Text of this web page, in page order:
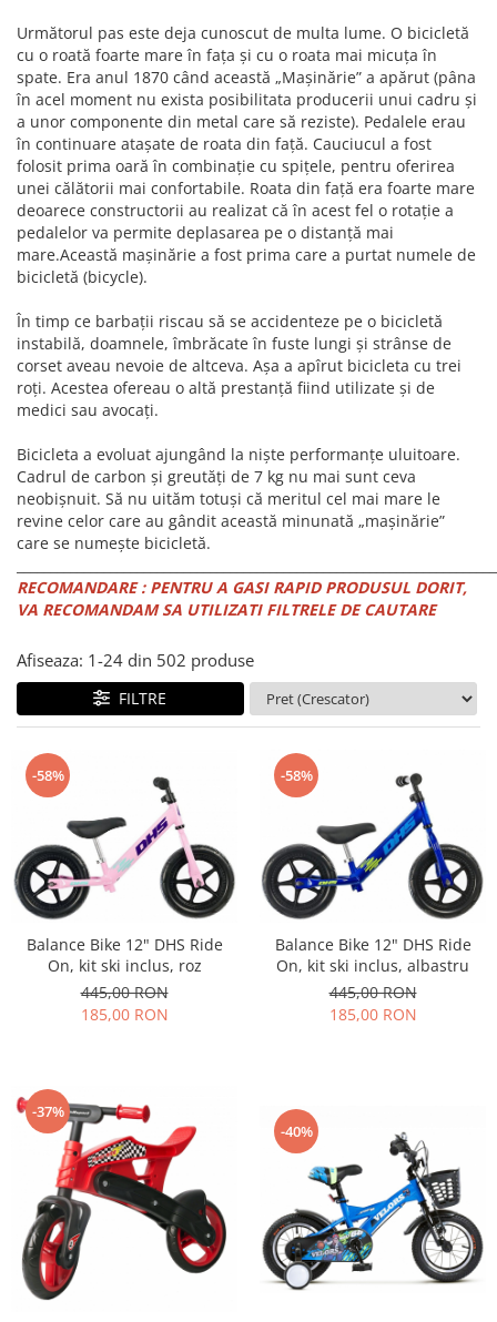
PIESE E-BIKE
ROTI SI PIESE
RULMENTI
SEI SI COMPONENTE
TRANSMISIE
PEDALIERE
ARMURI
PROTECTII COATE
PROTECTII GENUNCHI
ALTE PROTECTII
PANTALONI PROTECTIE
RECUPERARE SI INGRIJIRE
SEPCI /CACIULI / BANDANE
BANDANE
CACIULI
MASTI/CAGULE
SEPCI
Următorul pas este deja cunoscut de multa lume. O bicicletă
cu o roată foarte mare în faţa şi cu o roata mai micuţa în
spate. Era anul 1870 când această „Maşinărie” a apărut (pâna
în acel moment nu exista posibilitata producerii unui cadru şi
a unor componente din metal care să reziste). Pedalele erau
în continuare ataşate de roata din faţă. Cauciucul a fost
folosit prima oară în combinaţie cu spiţele, pentru oferirea
unei călătorii mai confortabile. Roata din faţă era foarte mare
deoarece constructorii au realizat că în acest fel o rotaţie a
pedalelor va permite deplasarea pe o distanţă mai
mare.Această maşinărie a fost prima care a purtat numele de
bicicletă (bicycle).
În timp ce barbaţii riscau să se accidenteze pe o bicicletă
instabilă, doamnele, îmbrăcate în fuste lungi şi strânse de
corset aveau nevoie de altceva. Aşa a apîrut bicicleta cu trei
roţi. Acestea ofereau o altă prestanţă fiind utilizate şi de
medici sau avocaţi.
Bicicleta a evoluat ajungând la nişte performanţe uluitoare.
Cadrul de carbon şi greutăţi de 7 kg nu mai sunt ceva
neobişnuit. Să nu uităm totuşi că meritul cel mai mare le
revine celor care au gândit această minunată „maşinărie”
care se numeşte bicicletă.
RECOMANDARE : PENTRU A GASI RAPID PRODUSUL DORIT,
VA RECOMANDAM SA UTILIZATI FILTRELE DE CAUTARE
Afiseaza: 1-24 din 502 produse
FILTRE
-58%
Balance Bike 12" DHS Ride
On, kit ski inclus, roz
445,00 RON
185,00 RON
-58%
Balance Bike 12" DHS Ride
On, kit ski inclus, albastru
445,00 RON
185,00 RON
-37%
-40%